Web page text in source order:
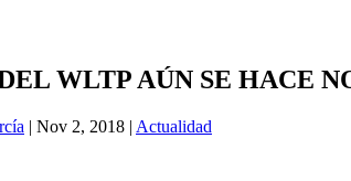
WLTP AÚN SE HACE
| Nov 2, 2018 | Actualidad